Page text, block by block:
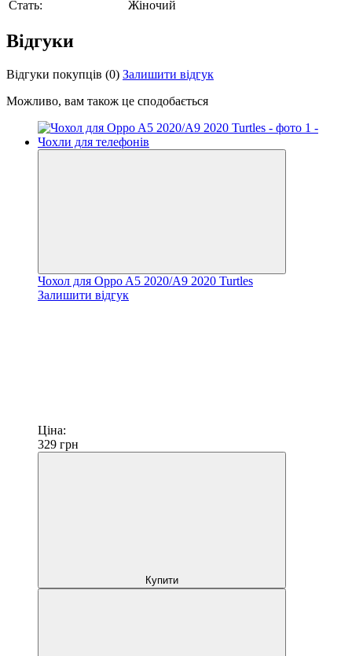
Стать:
Жіночий
Відгуки
Відгуки покупців (0) Залишити відгук
Можливо, вам також це сподобається
Чохол для Oppo A5 2020/A9 2020 Turtles
Залишити відгук
Ціна:
329 грн
Купити